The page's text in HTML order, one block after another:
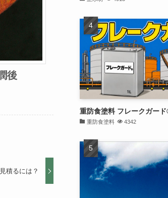
後
積るには？
重防食塗料 フレークガー
重防食塗料 4342